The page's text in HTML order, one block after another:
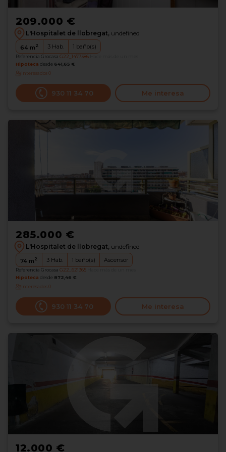
209.000 €
L'Hospitalet de llobregat, undefined
64 m2 3 Hab. 1 baño(s)
Referencia Grocasa G22_1477386
Hipoteca desde 641,65 €
Interesados0
930 11 34 70 Me interesa
285.000 €
L'Hospitalet de llobregat, undefined
74 m2 3 Hab. 1 baño(s) Ascensor
Referencia Grocasa G22_621365
Hipoteca desde 872,46 €
Interesados0
930 11 34 70 Me interesa
12.000 €